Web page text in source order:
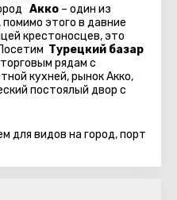
Акко – один из
этого в давние
крестоносцев, это
Турецкий базар
рядам с
кухней, рынок Акко,
постоялый двор с
для видов на город, порт